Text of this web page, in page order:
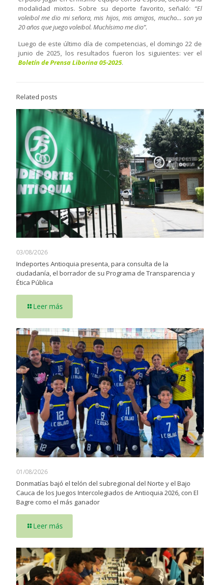
modalidad mixtos. Sobre su deporte favorito, señaló: “El
voleibol me dio mi señora, mis hijos, mis amigos, mucho… son ya
20 años que juego voleibol. Muchísimo me dio”.
Luego de este último día de competencias, el domingo 22 de
junio de 2025, los resultados fueron los siguientes: ver el
Boletín de Prensa Liborina 05-2025.
Related posts
03/08/2026
Indeportes Antioquia presenta, para consulta de la
ciudadanía, el borrador de su Programa de Transparencia y
Ética Pública
Leer más
01/08/2026
Donmatías bajó el telón del subregional del Norte y el Bajo
Cauca de los Juegos Intercolegiados de Antioquia 2026, con El
Bagre como el más ganador
Leer más